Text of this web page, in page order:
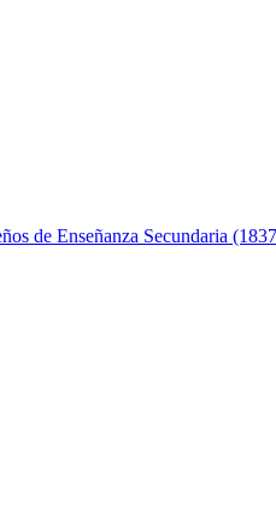
de Enseñanza Secundaria